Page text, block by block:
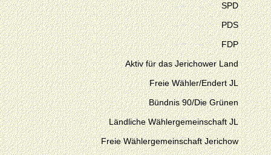
SPD
PDS
FDP
Aktiv für das Jerichower Land
Freie Wähler/Endert JL
Bündnis 90/Die Grünen
Ländliche Wählergemeinschaft JL
Freie Wählergemeinschaft Jerichow